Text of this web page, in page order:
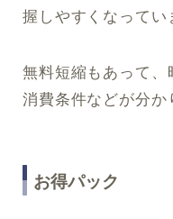
握しやすくなってい
無料短縮もあって、
消費条件などが分か
お得パック